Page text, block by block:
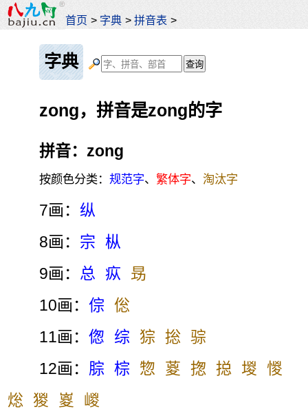
首页 > 字典 >拼音表 >
字典
zong，拼音是zong的字
拼音：zong
按颜色分类：规范字、繁体字、淘汰字
7画： 纵
8画： 宗 枞
9画： 总 疭
昮
10画：倧 倊
11画：偬 综 猔 捴 骔
12画： 腙 棕 惣 葼 揔 搃 堫 惾
焧
猣 嵏
嵕